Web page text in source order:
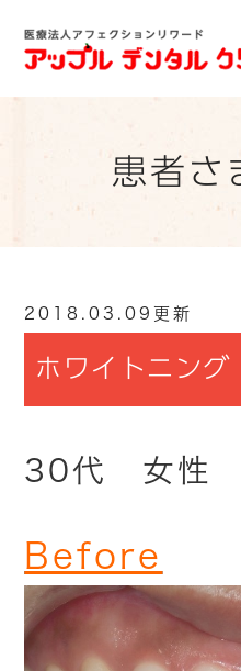
患者さ
2018.03.09更新
ホワイトニング
30代 女性
Before